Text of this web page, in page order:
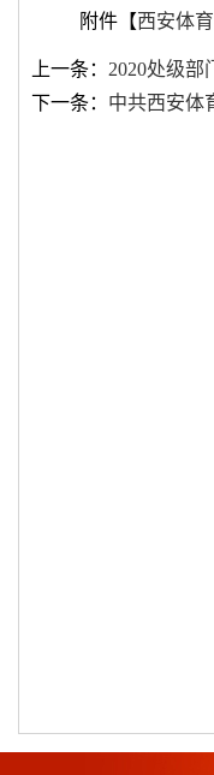
附件【西安体
上一条： 2020处级部
下一条： 中共西安体